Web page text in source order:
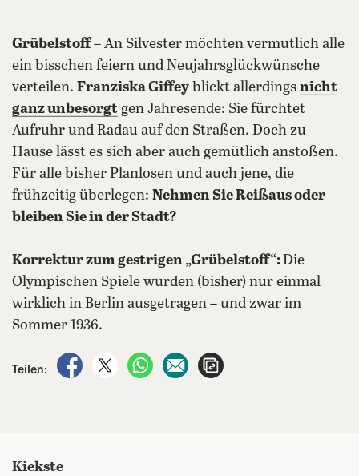
Grübelstoff– An Silvester möchten vermutlich alle
ein bisschen feiern und Neujahrsglückwünsche
verteilen. Franziska Giffey blickt allerdings nicht
ganz unbesorgt gen Jahresende: Sie fürchtet
Aufruhr und Radau auf den Straßen. Doch zu
Hause lässt es sich aber auch gemütlich anstoßen.
Für alle bisher Planlosen und auch jene, die
frühzeitig überlegen: Nehmen Sie Reißaus oder
bleiben Sie in der Stadt?
Korrektur zum gestrigen „Grübelstoff“:Die
Olympischen Spiele wurden (bisher) nur einmal
wirklich in Berlin ausgetragen – und zwar im
Sommer 1936.
Teilen:
auf Facebook teilen
auf X teilenper WhatsApp teilen
per E-Mail teilen
Kiekste